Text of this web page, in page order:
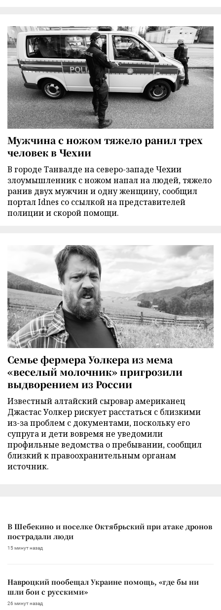
Мужчина с ножом тяжело ранил трех
человек в Чехии
В городе Танвалде на северо-западе Чехии
злоумышленник с ножом напал на людей, тяжело
ранив двух мужчин и одну женщину, сообщил
портал Idnes со ссылкой на представителей
полиции и скорой помощи.
Семье фермера Уолкера из мема
«веселый молочник» пригрозили
выдворением из России
Известный алтайский сыровар американец
Джастас Уолкер рискует расстаться с близкими
из-за проблем с документами, поскольку его
супруга и дети вовремя не уведомили
профильные ведомства о пребывании, сообщил
близкий к правоохранительным органам
источник.
В Шебекино и поселке Октябрьский при атаке дронов
пострадали люди
15 минут назад
Навроцкий пообещал Украине помощь, «где бы ни
шли бои с русскими»
26 минут назад